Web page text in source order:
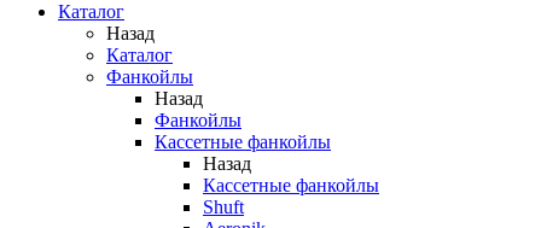
Каталог
Назад
Каталог
Фанкойлы
Назад
Фанкойлы
Кассетные фанкойлы
Назад
Кассетные фанкойлы
Shuft